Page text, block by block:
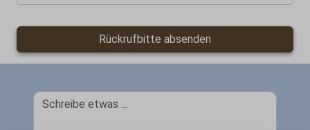
Rückrufbitte absenden